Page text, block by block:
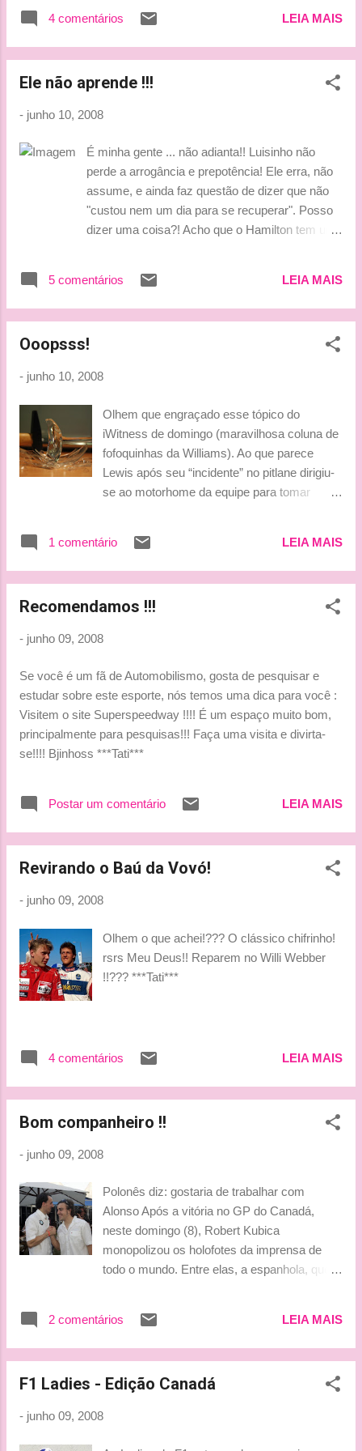
da Williams também perderá dez posições no
grid de largada na França e considerou a
assim como Hamilton. Ele não parou, nem eu.
eu seja punido por isso. Cometi um erro", disse
ao jornal francês "La Presse". Apesar de
reconhecer o erro, o alemão admitiu que nunca
prestou atenção no sinal do pit-lane. Com a
sanção, Rosberg não tem nenhuma expectativa
para a corrida em Magny-Cours. "Posso quase
esquecer esse GP [da França] porque
posição", falou. (Fonte: Grande Prêmio) *****
4 comentários LEIA MAIS
Ele não aprende !!!
- junho 10, 2008
É minha gente ... não adianta!! Luisinho não
perde a arrogância e prepotência! Ele erra, não
assume, e ainda faz questão de dizer que não
"custou nem um dia para se recuperar". Posso
dizer uma coisa?! Acho que o Hamilton tem um
erros!! Mas as palavras do médico da McLaren
talvez nos expliquem um pouquinho porque o
Lewis " não aprende nunca" Hamilton : "A regra
vermelho no final do pit lane? Mas a norma é
assim e eu aceito. O incidente não avariou a
confiança que tenho em mim mesmo, não me
custou nem um dia para me recuperar. Não
estou decepcionado e já estou desejando que
chegue Magny-Cours. A verdade é que
arruinamos todo o trabalho do final de semana,
tem ninguém que possa nos deter". Aki Hintsa,
5 comentários LEIA MAIS
Ooopsss!
- junho 10, 2008
Olhem que engraçado esse tópico do
iWitness de domingo (maravilhosa coluna de
fofoquinhas da Williams). Ao que parece
Lewis após seu “incidente” no pitlane dirigiu-
se ao motorhome da equipe para tomar
no dinheiro dele naquele dia” e quando o
atendente foi pegar o copo acabou
Olha, como eu sou uma boa pessoa
Williams, infinitamente mais simpático que
eu, ainda sugere no final da nota que da
próxima ele saia da cama pelo outro lado.
rsrsrsrs "Sunday wasn’t a good day for Lewis
out of the race, he went into the McLaren
McLaren catering staff lent into a cupboard to
1 comentário LEIA MAIS
Recomendamos !!!
- junho 09, 2008
Se você é um fã de Automobilismo, gosta de pesquisar e
estudar sobre este esporte, nós temos uma dica para você :
Visitem o site Superspeedway !!!! É um espaço muito bom,
principalmente para pesquisas!!! Faça uma visita e divirta-
se!!!! Bjinhoss ***Tati***
Postar um comentário LEIA MAIS
Revirando o Baú da Vovó!
- junho 09, 2008
Olhem o que achei!??? O clássico chifrinho!
rsrs Meu Deus!! Reparem no Willi Webber
!!??? ***Tati***
4 comentários LEIA MAIS
Bom companheiro !!
- junho 09, 2008
Polonês diz: gostaria de trabalhar com
Alonso Após a vitória no GP do Canadá,
neste domingo (8), Robert Kubica
monopolizou os holofotes da imprensa de
todo o mundo. Entre elas, a espanhola, que
Pais" questionou o piloto da BMW Sauber
sobre a possibilidade de ter, em um futuro
equipe . O polonês afirmou que não vê
2 comentários LEIA MAIS
F1 Ladies - Edição Canadá
- junho 09, 2008